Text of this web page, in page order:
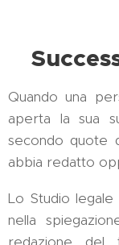
Quando una
aperta la sua
secondo quote
abbia redatto
Lo Studio
nella